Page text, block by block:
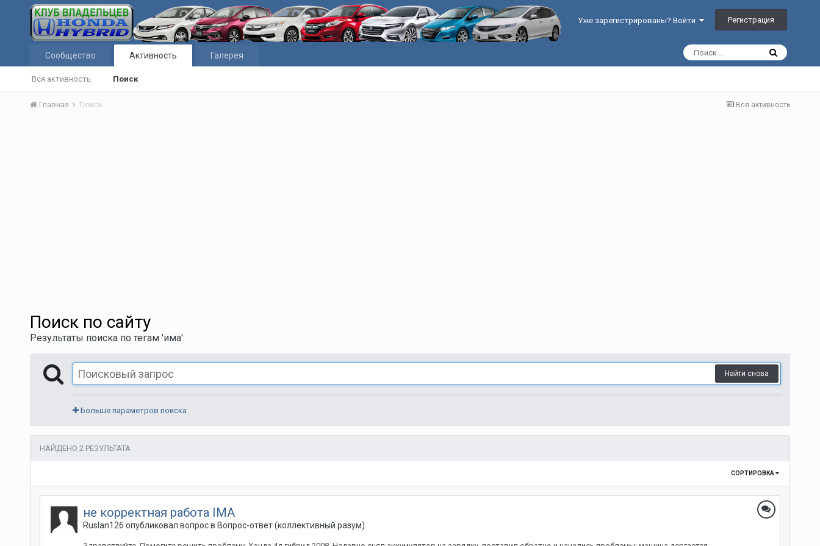
Уже зарегистрированы? Войти Регистрация
Сообщество Активность
Вся активность Поиск
Галерея
Вся активность
Главная Поиск
Поиск по сайту
Результаты поиска по тегам 'има'.
Найти снова
Больше параметров поиска
НАЙДЕНО 2 РЕЗУЛЬТАТА
СОРТИРОВКА
не корректная работа IMA
Ruslan126 опубликовал вопрос в Вопрос-ответ (коллективный разум)